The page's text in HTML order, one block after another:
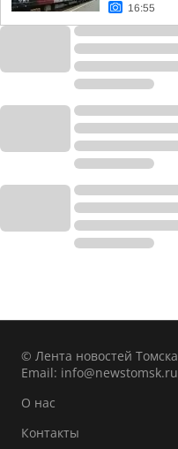
16:55
© Лента новостей Томска
Email: info@newstomsk.ru
О нас
Контакты